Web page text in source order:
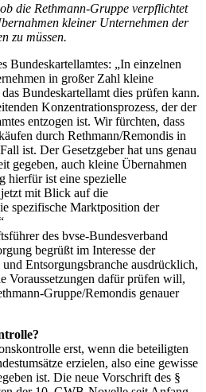
die Rethmann-Gruppe verpflichtet
kleiner Unternehmen der
zu müssen.
Bundeskartellamtes: „In einzelnen
in großer Zahl kleine
Bundeskartellamt dies prüfen kann.
Konzentrationsprozess, der der
entzogen ist. Wir fürchten, dass
durch Rethmann/Remondis in
ist. Der Gesetzgeber hat uns genau
gegeben, auch kleine Übernahmen
hierfür ist eine spezielle
mit Blick auf die
spezifische Marktposition der
des bvse-Bundesverband
begrüßt im Interesse der
Entsorgungsbranche ausdrücklich,
Voraussetzungen dafür prüfen will,
Gruppe/Remondis genauer
erst, wenn die beteiligten
erzielen, also eine gewisse
ist. Die neue Vorschrift des §